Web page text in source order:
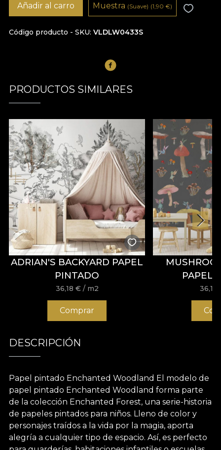
Código producto - SKU VLDLW0433S
Añadir al carro Muestra (Suave) (1,90 €)
PRODUCTOS SIMILARES
ADRIAN'S BACKYARD PAPEL
PINTADO
36,18 € / m2
Comprar
PAPEL
36,18
DESCRIPCIÓN
Papel pintado Enchanted Woodland El modelo de
papel pintado Enchanted Woodland forma parte
de la colección Enchanted Forest, una serie-historia
de papeles pintados para niños. Lleno de color y
personajes traídos a la vida por la magia, aporta
alegría a cualquier tipo de espacio. Así, es perfecto